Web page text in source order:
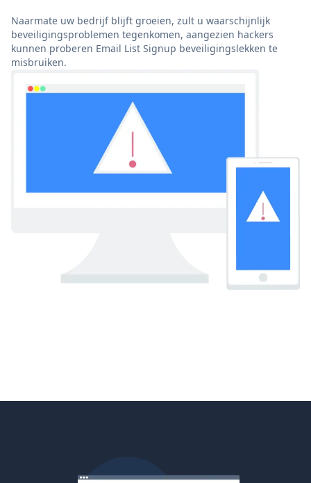
Naarmate uw bedrijf blijft groeien, zult u waarschijnlijk
beveiligingsproblemen tegenkomen, aangezien hackers
kunnen proberen Email List Signup beveiligingslekken te
misbruiken.